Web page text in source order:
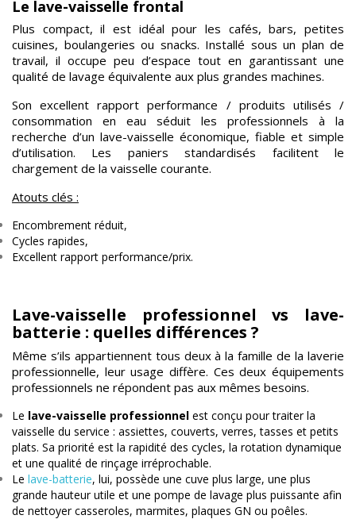
Le lave-vaisselle frontal
Plus compact, il est idéal pour les cafés, bars, petites
cuisines, boulangeries ou snacks. Installé sous un plan de
travail, il occupe peu d’espace tout en garantissant une
qualité de lavage équivalente aux plus grandes machines.
Son excellent rapport performance / produits utilisés /
consommation en eau séduit les professionnels à la
recherche d’un lave-vaisselle économique, fiable et simple
d’utilisation. Les paniers standardisés facilitent le
chargement de la vaisselle courante.
Atouts clés :
Encombrement réduit,
Cycles rapides,
Excellent rapport performance/prix.
Lave-vaisselle professionnel vs lave-
batterie : quelles différences ?
Même s’ils appartiennent tous deux à la famille de la laverie
professionnelle, leur usage diffère. Ces deux équipements
professionnels ne répondent pas aux mêmes besoins.
Le lave-vaisselle professionnel est conçu pour traiter la
vaisselle du service : assiettes, couverts, verres, tasses et petits
plats. Sa priorité est la rapidité des cycles, la rotation dynamique
et une qualité de rinçage irréprochable.
Le lave-batterie, lui, possède une cuve plus large, une plus
grande hauteur utile et une pompe de lavage plus puissante afin
de nettoyer casseroles, marmites, plaques GN ou poêles.